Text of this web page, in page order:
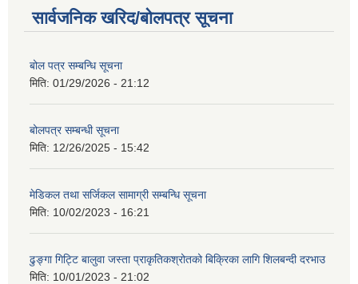
सार्वजनिक खरिद/बोलपत्र सूचना
बोल पत्र सम्बन्धि सूचना
मिति: 01/29/2026 - 21:12
बोलपत्र सम्बन्धी सूचना
मिति: 12/26/2025 - 15:42
मेडिकल तथा सर्जिकल सामाग्री सम्बन्धि सूचना
मिति: 10/02/2023 - 16:21
ढुङ्गा गिट्टि बालुवा जस्ता प्राकृतिकश्रोतको बिक्रिका लागि शिलबन्दी दरभाउ
मिति: 10/01/2023 - 21:02